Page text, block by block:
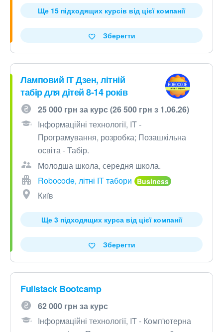
Ще 15 підходящих курсів від цієї компанії
Зберегти
Ламповий ІТ Дзен, літній
табір для дітей 8-14 років
25 000 грн за курс (26 500 грн з 1.06.26)
Інформаційні технології, IT -
Програмування, розробка; Позашкільна
освіта - Табір.
Молодша школа, середня школа.
Robocode, літні ІТ табори
Київ
Ще 3 підходящих курса від цієї компанії
Зберегти
Fullstack Bootcamp
62 000 грн за курс
Інформаційні технології, IT - Комп'ютерна